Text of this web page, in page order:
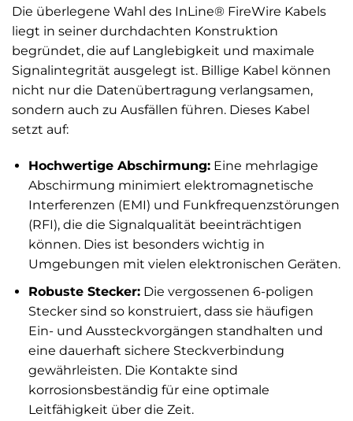
Die überlegene Wahl des InLine® FireWire Kabels
liegt in seiner durchdachten Konstruktion
begründet, die auf Langlebigkeit und maximale
Signalintegrität ausgelegt ist. Billige Kabel können
nicht nur die Datenübertragung verlangsamen,
sondern auch zu Ausfällen führen. Dieses Kabel
setzt auf:
Hochwertige Abschirmung:Eine mehrlagige
Abschirmung minimiert elektromagnetische
Interferenzen (EMI) und Funkfrequenzstörungen
(RFI), die die Signalqualität beeinträchtigen
können. Dies ist besonders wichtig in
Umgebungen mit vielen elektronischen Geräten.
Robuste Stecker:Die vergossenen 6-poligen
Stecker sind so konstruiert, dass sie häufigen
Ein- und Aussteckvorgängen standhalten und
eine dauerhaft sichere Steckverbindung
gewährleisten. Die Kontakte sind
korrosionsbeständig für eine optimale
Leitfähigkeit über die Zeit.